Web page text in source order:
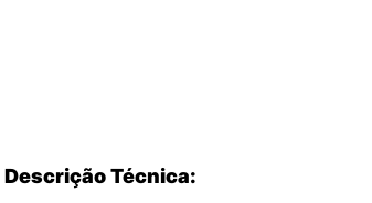
Descrição Técnica: